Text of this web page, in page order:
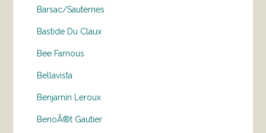
Barsac/Sauternes
Bastide Du Claux
Bee Famous
Bellavista
Benjamin Leroux
BenoÃ®t Gautier